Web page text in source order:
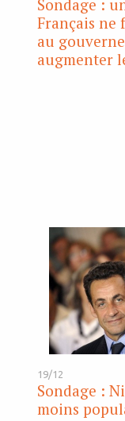
Sondage :
Français ne
au
augmenter
19/12
Sondage :
moins